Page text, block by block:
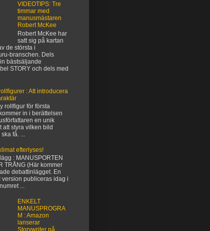
VIDEOTIPS: Tre
timmar med
manusmästaren
Robert McKee
Robert McKee har
satt sig på kartan
de största i
branschen. Dels
bästsäljande
STORY och dels med
: Att introducera
rollfigur för första
in i berättelsen
en unik
att styra vilken bild
få. ...
efterlyses!
: MANUSPORTEN
TRÅNG (Här kommer
debattinlägget. En
version publiceras idag i
...
ENKELT
MANUSPROGRA
M : Amazon
lanserar
Storywriter på